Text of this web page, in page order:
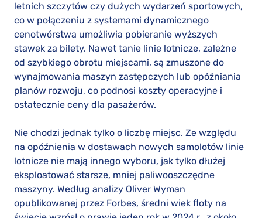
letnich szczytów czy dużych wydarzeń sportowych,
co w połączeniu z systemami dynamicznego
cenotwórstwa umożliwia pobieranie wyższych
stawek za bilety. Nawet tanie linie lotnicze, zależne
od szybkiego obrotu miejscami, są zmuszone do
wynajmowania maszyn zastępczych lub opóźniania
planów rozwoju, co podnosi koszty operacyjne i
ostatecznie ceny dla pasażerów.
Nie chodzi jednak tylko o liczbę miejsc. Ze względu
na opóźnienia w dostawach nowych samolotów linie
lotnicze nie mają innego wyboru, jak tylko dłużej
eksploatować starsze, mniej paliwooszczędne
maszyny. Według analizy Oliver Wyman
opublikowanej przez Forbes, średni wiek floty na